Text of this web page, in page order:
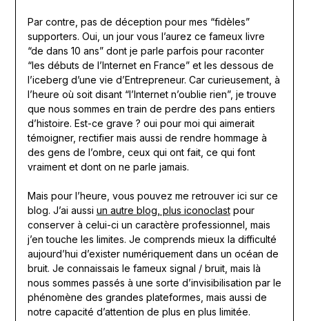
Par contre, pas de déception pour mes “fidèles”
supporters. Oui, un jour vous l’aurez ce fameux livre
“de dans 10 ans” dont je parle parfois pour raconter
“les débuts de l’Internet en France” et les dessous de
l’iceberg d’une vie d’Entrepreneur. Car curieusement, à
l’heure où soit disant “l’Internet n’oublie rien”, je trouve
que nous sommes en train de perdre des pans entiers
d’histoire. Est-ce grave ? oui pour moi qui aimerait
témoigner, rectifier mais aussi de rendre hommage à
des gens de l’ombre, ceux qui ont fait, ce qui font
vraiment et dont on ne parle jamais.
Mais pour l’heure, vous pouvez me retrouver ici sur ce
blog. J’ai aussi un autre blog, plus iconoclastpour
conserver à celui-ci un caractère professionnel, mais
j’en touche les limites. Je comprends mieux la difficulté
aujourd’hui d’exister numériquement dans un océan de
bruit. Je connaissais le fameux signal / bruit, mais là
nous sommes passés à une sorte d’invisibilisation par le
phénomène des grandes plateformes, mais aussi de
notre capacité d’attention de plus en plus limitée.